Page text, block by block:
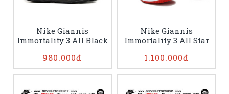
Nike Giannis
Immortality 3 All Black
980.000đ
Nike Giannis
Immortality 3 All Star
1.100.000đ